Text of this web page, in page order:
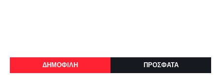
ΔΗΜΟΦΙΛΗ ΠΡΟΣΦΑΤΑ